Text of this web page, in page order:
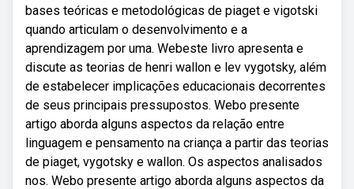
bases teóricas e metodológicas de piaget e vigotski
quando articulam o desenvolvimento e a
aprendizagem por uma. Webeste livro apresenta e
discute as teorias de henri wallon e lev vygotsky, além
de estabelecer implicações educacionais decorrentes
de seus principais pressupostos. Webo presente
artigo aborda alguns aspectos da relação entre
linguagem e pensamento na criança a partir das teorias
de piaget, vygotsky e wallon. Os aspectos analisados
nos. Webo presente artigo aborda alguns aspectos da